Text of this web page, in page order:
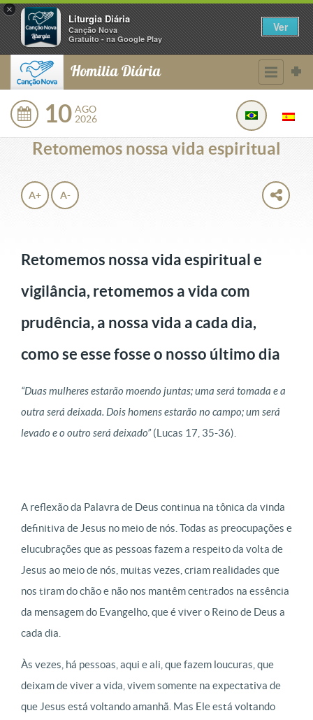
×
Liturgia Diária
Canção Nova
Gratuito - na Google Play
Ver
Homilia Diária
10 AGO
2026
Retomemos nossa vida espiritual
A+ A-
Retomemos nossa vida espiritual e
vigilância, retomemos a vida com
prudência, a nossa vida a cada dia,
como se esse fosse o nosso último dia
“Duas mulheres estarão moendo juntas; uma será tomada e a
outra será deixada. Dois homens estarão no campo; um será
levado e o outro será deixado”(Lucas 17, 35-36).
A reflexão da Palavra de Deus continua na tônica da vinda
definitiva de Jesus no meio de nós. Todas as preocupações e
elucubrações que as pessoas fazem a respeito da volta de
Jesus ao meio de nós, muitas vezes, criam realidades que
nos tiram do chão e não nos mantêm centrados na essência
da mensagem do Evangelho, que é viver o Reino de Deus a
cada dia.
Às vezes, há pessoas, aqui e ali, que fazem loucuras, que
deixam de viver a vida, vivem somente na expectativa de
que Jesus está voltando amanhã. Mas Ele está voltando